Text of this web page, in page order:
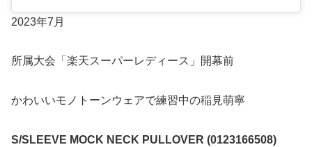
2023年7月
所属大会「楽天スーパーレディース」開幕前
かわいいモノトーンウェアで練習中の稲見萌寧
S/SLEEVE MOCK NECK PULLOVER (0123166508)